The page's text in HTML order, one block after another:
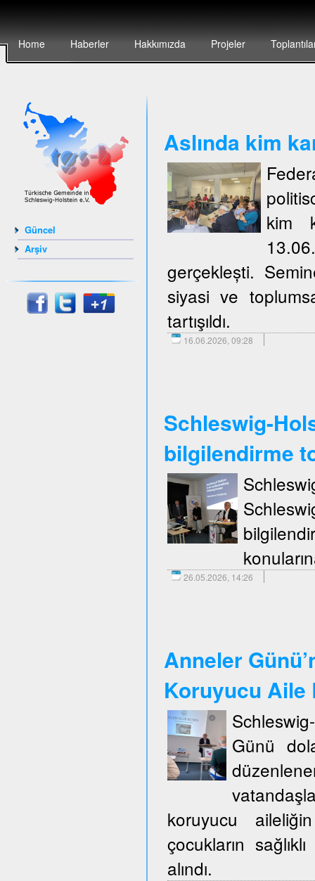
Home Haberler Hakkımızda Projeler
Güncel
Arşiv
Aslında kim
kim
gerçeklești.
siyasi ve
tartışıldı.
16.06.2026, 09:28
Schleswig-
bilgilendirme
26.05.2026, 14:26
Anneler
Koruyucu Aile
Günü
koruyucu
çocukların
alındı.